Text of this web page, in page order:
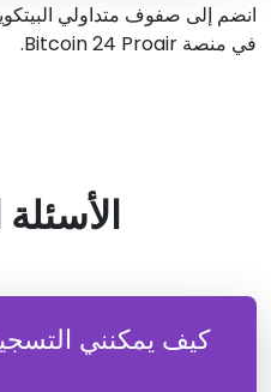
انضم إلى صفوف متداولي
في منصة Bitcoin 24 Proair.